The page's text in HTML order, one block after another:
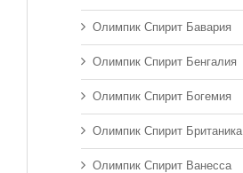
Олимпик Спирит Бавария
Олимпик Спирит Бенгалия
Олимпик Спирит Богемия
Олимпик Спирит Британика
Олимпик Спирит Ванесса